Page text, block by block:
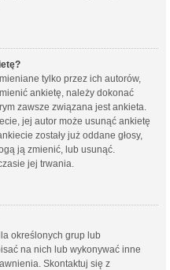
tylko przez ich autorów,
ankietę, należy dokonać
zawsze związana jest ankieta.
jej autor może usunąć ankietę
zostały już oddane głosy,
ją zmienić, lub usunąć.
jej trwania.
określonych grup lub
na nich lub wykonywać inne
Skontaktuj się z